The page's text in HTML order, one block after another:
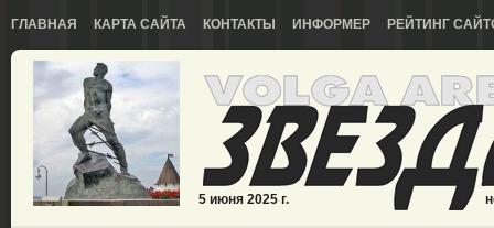
ГЛАВНАЯ КАРТА САЙТА КОНТАКТЫ ИНФОРМЕР РЕЙТИНГ
5 июня 2025 г.